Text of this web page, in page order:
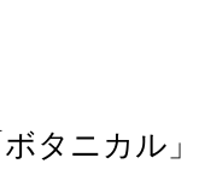
ボタニカル」